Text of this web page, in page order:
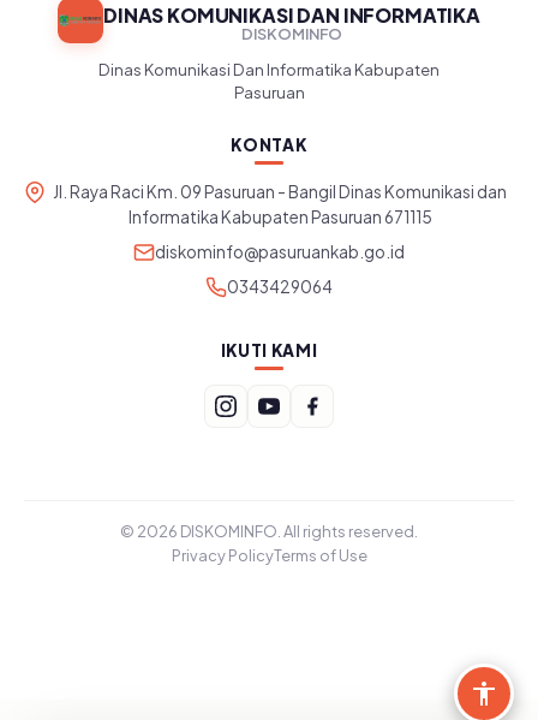
DINAS KOMUNIKASI DAN INFORMATIKA
DISKOMINFO
Dinas Komunikasi Dan Informatika Kabupaten
Pasuruan
KONTAK
Jl. Raya Raci Km. 09 Pasuruan - Bangil Dinas Komunikasi dan
Informatika Kabupaten Pasuruan 671115
diskominfo@pasuruankab.go.id
0343429064
IKUTI KAMI
© 2026 DISKOMINFO. All rights reserved.
Privacy PolicyTerms of Use